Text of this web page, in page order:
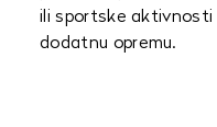
ili sportske aktivnosti
dodatnu opremu.